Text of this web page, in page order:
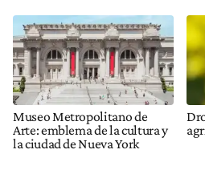
Museo Metropolitano de
Arte: emblema de la cultura y
la ciudad de Nueva York